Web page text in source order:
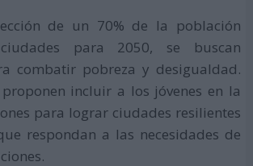
de un 70% de la población
para 2050, se buscan
combatir pobreza y desigualdad.
incluir a los jóvenes en la
para lograr ciudades resilientes
respondan a las necesidades de